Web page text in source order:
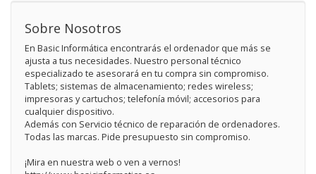
Sobre Nosotros
En Basic Informática encontrarás el ordenador que más se
ajusta a tus necesidades. Nuestro personal técnico
especializado te asesorará en tu compra sin compromiso.
Tablets; sistemas de almacenamiento; redes wireless;
impresoras y cartuchos; telefonía móvil; accesorios para
cualquier dispositivo.
Además con Servicio técnico de reparación de ordenadores.
Todas las marcas. Pide presupuesto sin compromiso.
¡Mira en nuestra web o ven a vernos!